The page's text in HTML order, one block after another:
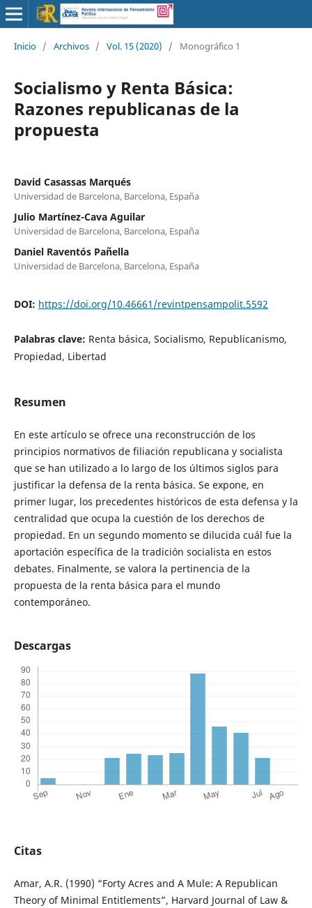
Inicio / Archivos / Vol. 15 (2020) / Monográfico 1
Socialismo y Renta Básica:
Razones republicanas de la
propuesta
David Casassas Marqués
Universidad de Barcelona, Barcelona, España
Julio Martínez-Cava Aguilar
Universidad de Barcelona, Barcelona, España
Daniel Raventós Pañella
Universidad de Barcelona, Barcelona, España
DOI: https://doi.org/10.46661/revintpensampolit.5592
Palabras clave: Renta básica, Socialismo, Republicanismo,
Propiedad, Libertad
Resumen
En este artículo se ofrece una reconstrucción de los
principios normativos de filiación republicana y socialista
que se han utilizado a lo largo de los últimos siglos para
justificar la defensa de la renta básica. Se expone, en
primer lugar, los precedentes históricos de esta defensa y la
centralidad que ocupa la cuestión de los derechos de
propiedad. En un segundo momento se dilucida cuál fue la
aportación específica de la tradición socialista en estos
debates. Finalmente, se valora la pertinencia de la
propuesta de la renta básica para el mundo
contemporáneo.
Descargas
Citas
Amar, A.R. (1990) “Forty Acres and A Mule: A Republican
Theory of Minimal Entitlements”, Harvard Journal of Law &